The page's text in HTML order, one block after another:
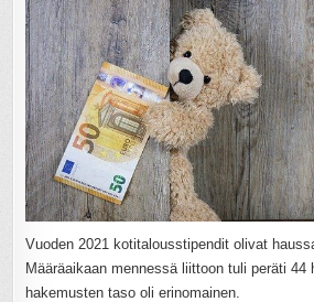
Vuoden 2021 kotitalousstipendit olivat
Määräaikaan mennessä liittoon tuli peräti 44
hakemusten taso oli erinomainen.